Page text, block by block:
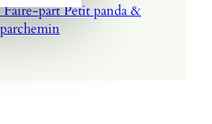
part Petit panda &